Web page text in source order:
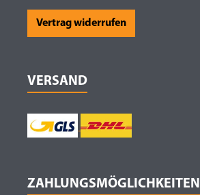
Vertrag widerrufen
VERSAND
ZAHLUNGSMÖGLICHKEITEN